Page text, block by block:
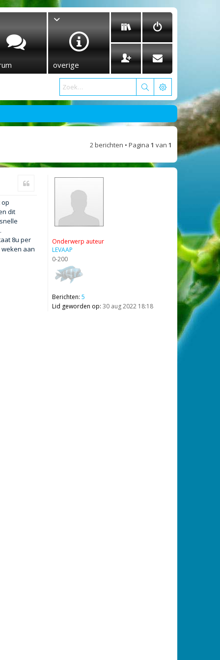
overige
2 berichten • Pagina 1 van 1
Onderwerp auteur
LEVAAP
0-200
Berichten: 5
Lid geworden op: 30 aug 2022 18:18
dit
8u per
aan